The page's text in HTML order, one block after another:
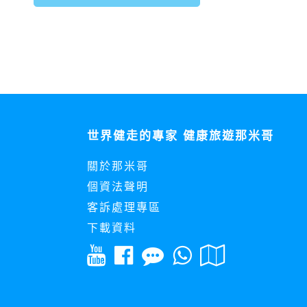
世界健走的專家 健康旅遊那米哥
關於那米哥
個資法聲明
客訴處理專區
下載資料